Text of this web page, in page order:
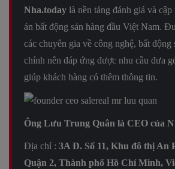
Nha.today là nền tảng đánh giá và
án bất động sản hàng đầu Việt Nam.
các chuyên gia về công nghệ, bất động
chính nên đáp ứng được nhu cầu đưa
giúp khách hàng có thêm thông tin.
Ông Lưu Trung Quân là CEO của
Địa chỉ : 3A Đ. Số 11, Khu đô thị An
Quận 2, Thành phố Hồ Chí Minh,